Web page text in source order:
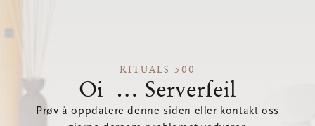
RITUALS 500
Oi … Serverfeil
Prøv å oppdatere denne siden eller kontakt oss